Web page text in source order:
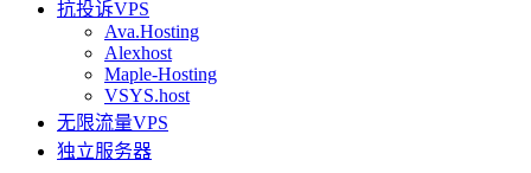
抗投诉VPS
Ava.Hosting
Alexhost
Maple-Hosting
VSYS.host
无限流量VPS
独立服务器